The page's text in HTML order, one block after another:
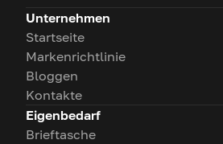
Unternehmen
Startseite
Markenrichtlinie
Bloggen
Kontakte
Eigenbedarf
Brieftasche